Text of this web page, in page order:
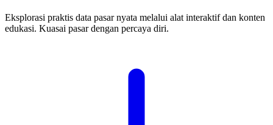
Eksplorasi praktis data pasar nyata melalui alat interaktif dan konten
edukasi. Kuasai pasar dengan percaya diri.